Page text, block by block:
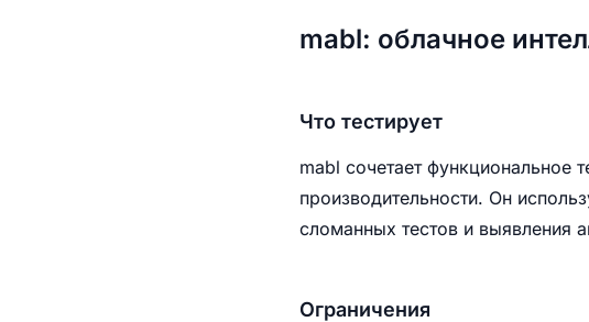
mabl: облачное
Что тестирует
mabl сочетает функциональное
производительности. Он
сломанных тестов и выявления
Ограничения